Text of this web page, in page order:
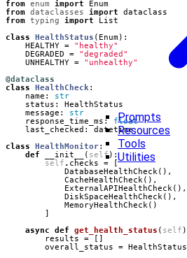
Prompts
Resources
Tools
Utilities
from enum import
Enum
from dataclasses import
dataclass
from typing import
List
class
HealthStatus ( Enum):
HEALTHY =
"healthy"
DEGRADED
=
"degraded"
UNHEALTHY =
"unhealthy"
@dataclass
class
HealthCheck :
name :
str
status :
HealthStatus
message :
str
response_time_ms :
float
last_checked :
datetime
class
HealthMonitor:
def
__init__ ( self):
self . checks =
[
DatabaseHealthCheck (),
CacheHealthCheck (),
ExternalAPIHealthCheck (),
DiskSpaceHealthCheck (),
MemoryHealthCheck ()
]
async
def get_health_status ( self )
results
=
[]
overall_status
= HealthStatus